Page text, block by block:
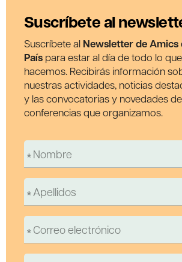
Suscríbete al
Suscríbete al Newsletter de Amics
País para estar al día de todo lo que
hacemos. Recibirás información
nuestras actividades, noticias
y las convocatorias y novedades
conferencias que organizamos.